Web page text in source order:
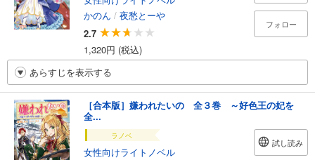
かのん / 夜愁とーや
2.7
1,320円 (税込)
フォロー
あらすじを表示する
［合本版］嫌われたいの 全３巻 ～好色王の妃を
全...
ラノベ
女性向けライトノベル
試し読み